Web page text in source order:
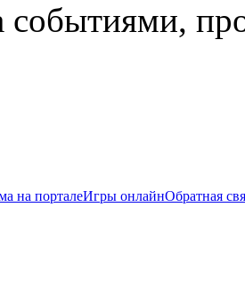
событиями,
на порталеИгры онлайнОбратная